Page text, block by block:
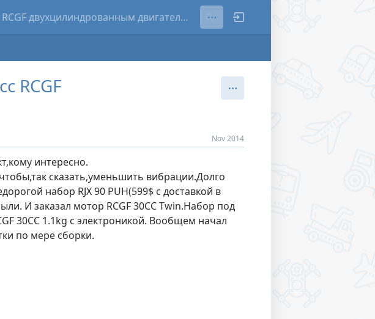
Market
RCGF
Nov 2014
интересно.
сказать,уменьшить вибрации.Долго
набор RJX 90 PUH(599$ с доставкой в
И заказал мотор RCGF 30CC Twin.Набор под
30CC 1.1kg с электроникой. Вообщем начал
по мере сборки.